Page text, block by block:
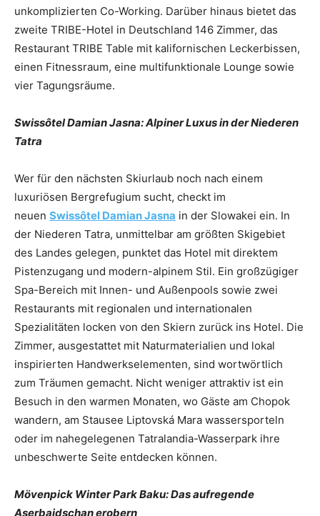
unkomplizierten Co-Working. Darüber hinaus bietet das
zweite TRIBE-Hotel in Deutschland 146 Zimmer, das
Restaurant TRIBE Table mit kalifornischen Leckerbissen,
einen Fitnessraum, eine multifunktionale Lounge sowie
vier Tagungsräume.
Swissôtel Damian Jasna: Alpiner Luxus in der Niederen
Tatra
Wer für den nächsten Skiurlaub noch nach einem
luxuriösen Bergrefugium sucht, checkt im
neuen Swissôtel Damian Jasna in der Slowakei ein. In
der Niederen Tatra, unmittelbar am größten Skigebiet
des Landes gelegen, punktet das Hotel mit direktem
Pistenzugang und modern-alpinem Stil. Ein großzügiger
Spa-Bereich mit Innen- und Außenpools sowie zwei
Restaurants mit regionalen und internationalen
Spezialitäten locken von den Skiern zurück ins Hotel. Die
Zimmer, ausgestattet mit Naturmaterialien und lokal
inspirierten Handwerkselementen, sind wortwörtlich
zum Träumen gemacht. Nicht weniger attraktiv ist ein
Besuch in den warmen Monaten, wo Gäste am Chopok
wandern, am Stausee Liptovská Mara wassersporteln
oder im nahegelegenen Tatralandia-Wasserpark ihre
unbeschwerte Seite entdecken können.
Mövenpick Winter Park Baku: Das aufregende
Aserbaidschan erobern